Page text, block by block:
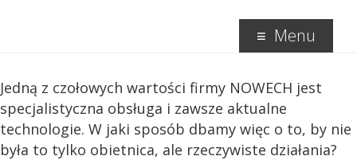
Menu
Jedną z czołowych wartości firmy NOWECH jest
specjalistyczna obsługa i zawsze aktualne
technologie. W jaki sposób dbamy więc o to, by nie
była to tylko obietnica, ale rzeczywiste działania?